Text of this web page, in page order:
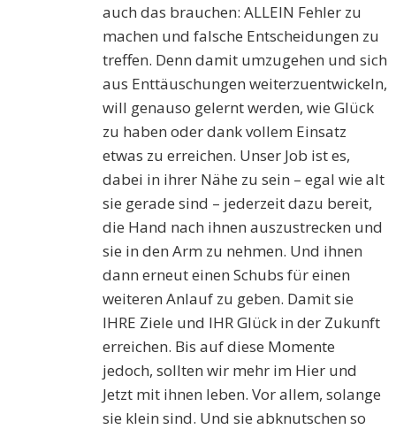
auch das brauchen: ALLEIN Fehler zu
machen und falsche Entscheidungen zu
treffen. Denn damit umzugehen und sich
aus Enttäuschungen weiterzuentwickeln,
will genauso gelernt werden, wie Glück
zu haben oder dank vollem Einsatz
etwas zu erreichen. Unser Job ist es,
dabei in ihrer Nähe zu sein – egal wie alt
sie gerade sind – jederzeit dazu bereit,
die Hand nach ihnen auszustrecken und
sie in den Arm zu nehmen. Und ihnen
dann erneut einen Schubs für einen
weiteren Anlauf zu geben. Damit sie
IHRE Ziele und IHR Glück in der Zukunft
erreichen. Bis auf diese Momente
jedoch, sollten wir mehr im Hier und
Jetzt mit ihnen leben. Vor allem, solange
sie klein sind. Und sie abknutschen so